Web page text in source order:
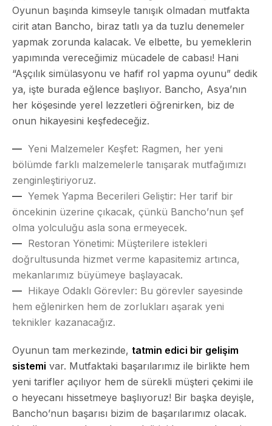
Oyunun başında kimseyle tanışık olmadan mutfakta
cirit atan Bancho, biraz tatlı ya da tuzlu denemeler
yapmak zorunda kalacak. Ve elbette, bu yemeklerin
yapımında vereceğimiz mücadele de cabası! Hani
“Aşçılık simülasyonu ve hafif rol yapma oyunu” dedik
ya, işte burada eğlence başlıyor. Bancho, Asya’nın
her köşesinde yerel lezzetleri öğrenirken, biz de
onun hikayesini keşfedeceğiz.
Yeni Malzemeler Keşfet: Ragmen, her yeni
bölümde farklı malzemelerle tanışarak mutfağımızı
zenginleştiriyoruz.
Yemek Yapma Becerileri Geliştir: Her tarif bir
öncekinin üzerine çıkacak, çünkü Bancho’nun şef
olma yolculuğu asla sona ermeyecek.
Restoran Yönetimi: Müşterilere istekleri
doğrultusunda hizmet verme kapasitemiz artınca,
mekanlarımız büyümeye başlayacak.
Hikaye Odaklı Görevler: Bu görevler sayesinde
hem eğlenirken hem de zorlukları aşarak yeni
teknikler kazanacağız.
Oyunun tam merkezinde, tatmin edici bir gelişim
sistemi var. Mutfaktaki başarılarımız ile birlikte hem
yeni tarifler açılıyor hem de sürekli müşteri çekimi ile
o heyecanı hissetmeye başlıyoruz! Bir başka deyişle,
Bancho’nun başarısı bizim de başarılarımız olacak.